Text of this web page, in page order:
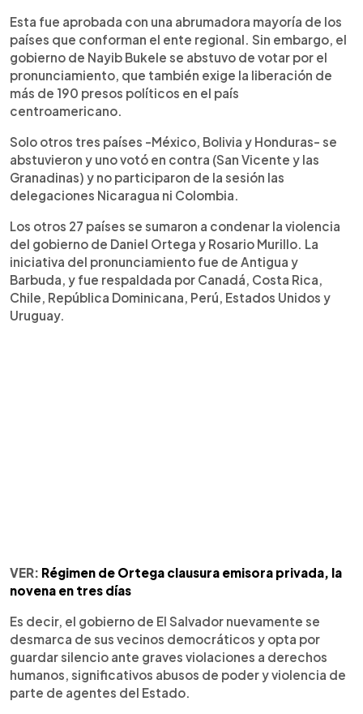
Esta fue aprobada con una abrumadora mayoría de los
países que conforman el ente regional. Sin embargo, el
gobierno de Nayib Bukele se abstuvo de votar por el
pronunciamiento, que también exige la liberación de
más de 190 presos políticos en el país
centroamericano.
Solo otros tres países -México, Bolivia y Honduras- se
abstuvieron y uno votó en contra (San Vicente y las
Granadinas) y no participaron de la sesión las
delegaciones Nicaragua ni Colombia.
Los otros 27 países se sumaron a condenar la violencia
del gobierno de Daniel Ortega y Rosario Murillo. La
iniciativa del pronunciamiento fue de Antigua y
Barbuda, y fue respaldada por Canadá, Costa Rica,
Chile, República Dominicana, Perú, Estados Unidos y
Uruguay.
VER: Régimen de Ortega clausura emisora privada, la
novena en tres días
Es decir, el gobierno de El Salvador nuevamente se
desmarca de sus vecinos democráticos y opta por
guardar silencio ante graves violaciones a derechos
humanos, significativos abusos de poder y violencia de
parte de agentes del Estado.